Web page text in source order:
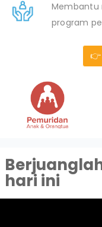
Membantu
program
👉
hari ini